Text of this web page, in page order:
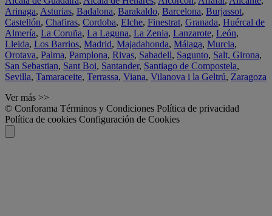
Arinaga, Asturias, Badalona, Barakaldo, Barcelona, Burjassot,
Castellón, Chafiras, Cordoba, Elche, Finestrat, Granada, Huércal de
Almería, La Coruña, La Laguna, La Zenia, Lanzarote, León,
Lleida, Los Barrios, Madrid, Majadahonda, Málaga, Murcia,
Orotava, Palma, Pamplona, Rivas, Sabadell, Sagunto, Salt, Girona,
San Sebastian, Sant Boi, Santander, Santiago de Compostela,
Sevilla, Tamaraceite, Terrassa, Viana, Vilanova i la Geltrú, Zaragoza
Ver más >>
© Conforama Términos y Condiciones Política de privacidad
Política de cookies Configuración de Cookies